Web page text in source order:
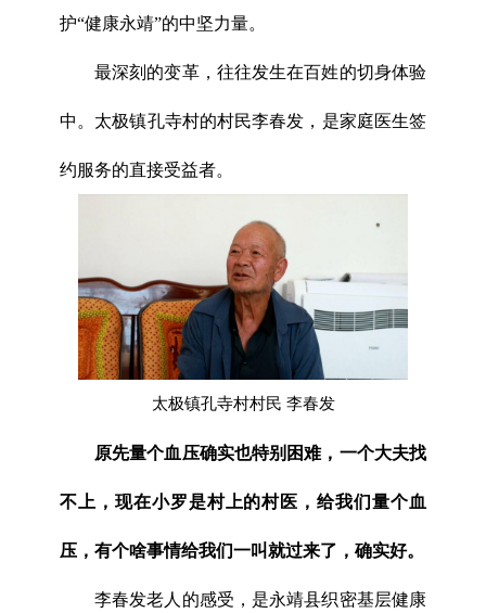
护“健康永靖”的中坚力量。
最深刻的变革，往往发生在百姓的切身体验
中。太极镇孔寺村的村民李春发，是家庭医生签
约服务的直接受益者。
太极镇孔寺村村民 李春发
原先量个血压确实也特别困难，一个大夫找
不上，现在小罗是村上的村医，给我们量个血
压，有个啥事情给我们一叫就过来了，确实好。
李春发老人的感受，是永靖县织密基层健康